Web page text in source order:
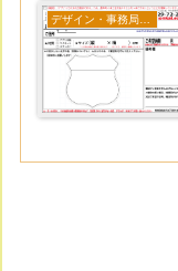
デザイン・事務局コラム